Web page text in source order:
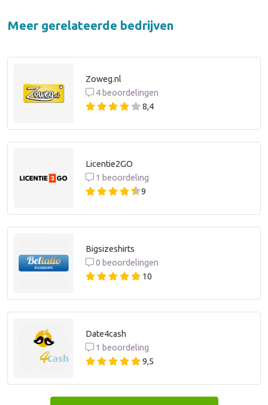
Meer gerelateerde bedrijven
Zoweg.nl
4 beoordelingen
8,4
Licentie2GO
1 beoordeling
9
Bigsizeshirts
0 beoordelingen
10
Date4cash
1 beoordeling
9,5